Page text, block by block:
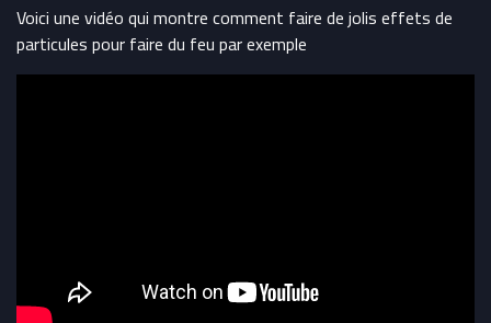
Voici une vidéo qui montre comment faire de jolis effets de
particules pour faire du feu par exemple